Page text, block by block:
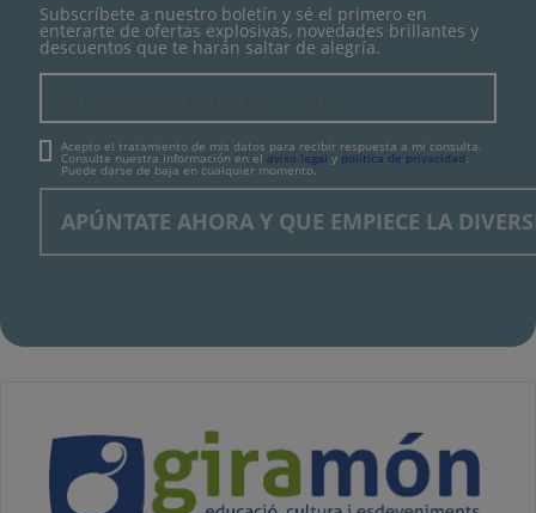
Subscríbete a nuestro boletín y sé el primero en
enterarte de ofertas explosivas, novedades brillantes y
descuentos que te harán saltar de alegría.
Acepto el tratamiento de mis datos para recibir respuesta a mi consulta.
Consulte nuestra información en el aviso legal y política de privacidad.
Puede darse de baja en cualquier momento.